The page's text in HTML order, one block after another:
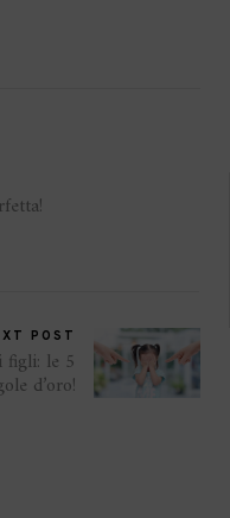
POST
figli: le 5
d’oro!